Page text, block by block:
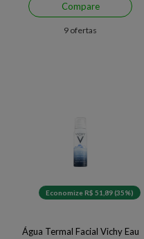
Compare
9 ofertas
Economize R$ 51,89 (35%)
Água Termal Facial Vichy Eau